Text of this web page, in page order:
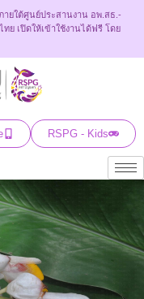
ยใต้ศูนย์ประสานงาน อพ.สธ.-
ย เปิดให้เข้าใช้งานได้ฟรี โดย
RSPG - Kids